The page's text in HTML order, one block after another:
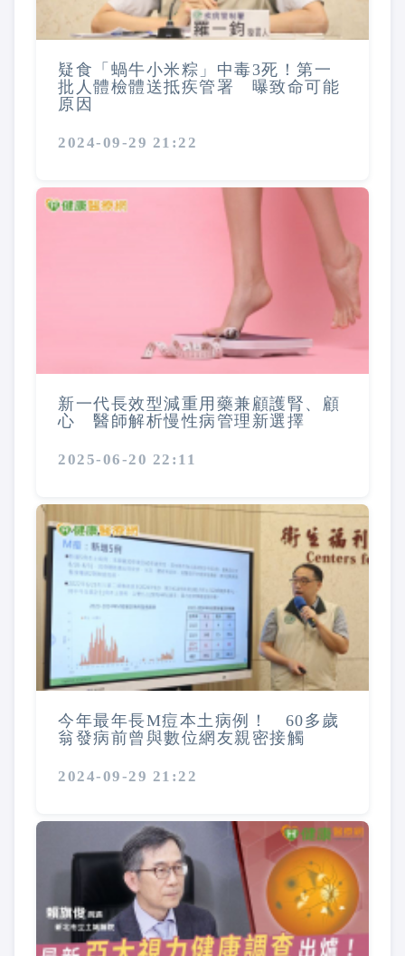
疑食「蝸牛小米粽」中毒3死！第一
批人體檢體送抵疾管署 曝致命可能
原因
2024-09-29 21:22
新一代長效型減重用藥兼顧護腎、顧
心 醫師解析慢性病管理新選擇
2025-06-20 22:11
今年最年長M痘本土病例！ 60多歲
翁發病前曾與數位網友親密接觸
2024-09-29 21:22